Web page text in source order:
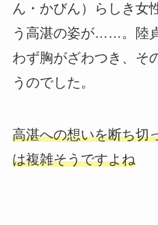
ん・かびん）らしき女
う高湛の姿が……。陸
わず胸がざわつき、そ
うのでした。
高湛への想いを断ち切
は複雑そうですよね